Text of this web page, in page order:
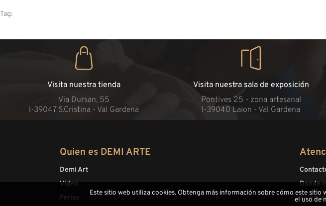
Tag:
Visita nuestra tienda
Via Dursan, 55
l-39047 S.Cristina - Val Gardena
Visita nuestra sala de exposición
Pontives 25 - zona artesanal
l-39040 Laion - Val Gardena
Quien es DEMI ARTE
Demi Art
Video
Ferias
Donde
Aviso
Este sitio web utiliza cookies. Obtenga más información sobre cómo este sitio
el uso de